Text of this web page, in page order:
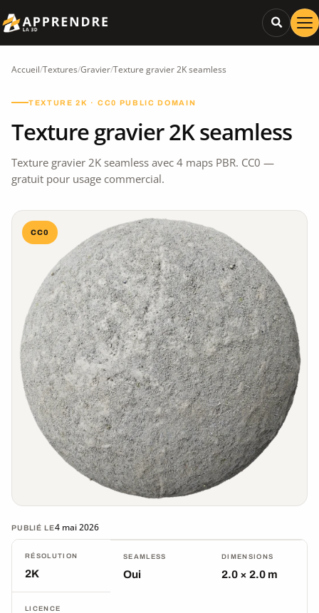
Accueil/Textures/Gravier/Texture gravier 2K seamless
TEXTURE 2K · CC0 PUBLIC DOMAIN
Texture gravier 2K seamless
Texture gravier 2K seamless avec 4 maps PBR. CC0 —
gratuit pour usage commercial.
CC0
PUBLIÉ LE4 mai 2026
RÉSOLUTION
2K
SEAMLESS
Oui
DIMENSIONS
2.0 × 2.0 m
LICENCE